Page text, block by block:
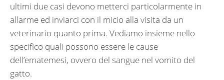
ultimi due casi devono metterci particolarmente in
allarme ed inviarci con il micio alla visita da un
veterinario quanto prima. Vediamo insieme nello
specifico quali possono essere le cause
dell’ematemesi, ovvero del sangue nel vomito del
gatto.